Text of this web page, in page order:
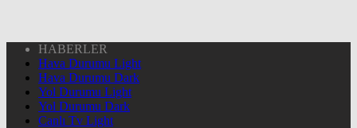
HABERLER
Hava Durumu Light
Hava Durumu Dark
Yol Durumu Light
Yol Durumu Dark
Canlı Tv Light